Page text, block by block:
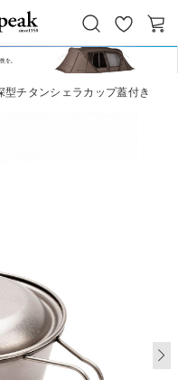
お
気
に
カ
型チタンシェラカップ蓋付き